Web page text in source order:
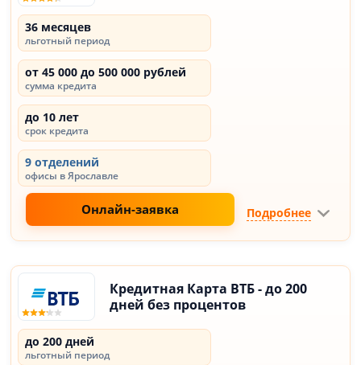
36 месяцев
льготный период
от 45 000 до 500 000 рублей
сумма кредита
до 10 лет
срок кредита
9 отделений
офисы в Ярославле
Онлайн-заявка Подробнее
Кредитная Карта ВТБ - до 200
дней без процентов
до 200 дней
льготный период